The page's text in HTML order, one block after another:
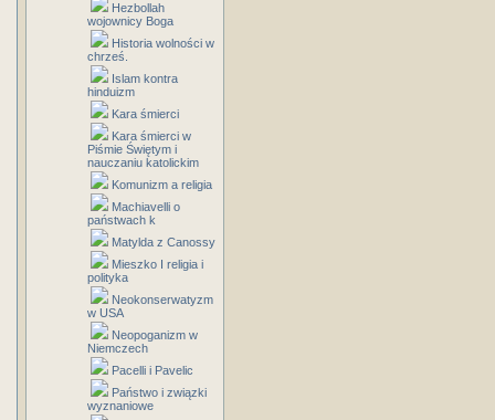
Hezbollah
wojownicy Boga
Historia wolności w
chrześ.
Islam kontra
hinduizm
Kara śmierci
Kara śmierci w
Piśmie Świętym i
nauczaniu katolickim
Komunizm a religia
Machiavelli o
państwach k
Matylda z Canossy
Mieszko I religia i
polityka
Neokonserwatyzm
w USA
Neopoganizm w
Niemczech
Pacelli i Pavelic
Państwo i związki
wyznaniowe